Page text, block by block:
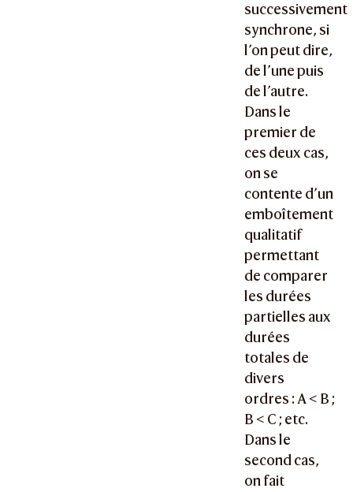
successivement
synchrone, si
l’on peut dire,
de l’une puis
de l’autre.
Dans le
premier de
ces deux cas,
on se
contente d’un
emboîtement
qualitatif
permettant
de comparer
les durées
partielles aux
durées
totales de
divers
ordres :A < B ;
B < C ; etc.
Dans le
second cas,
on fait